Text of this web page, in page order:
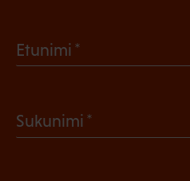
Etunimi
Sukunimi
P